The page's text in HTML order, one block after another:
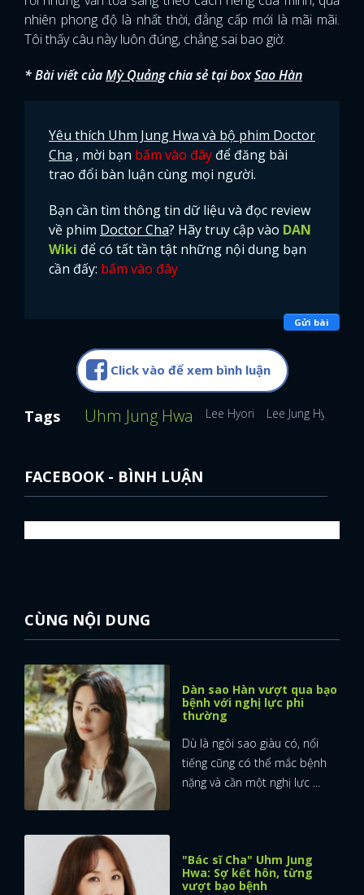
nhiên phong độ là nhất thời, đẳng cấp mới là mãi mãi.
Tôi thấy câu này luôn đúng, chẳng sai bao giờ.
* Bài viết củaMỳ Quảngchia sẻ tại boxSao Hàn
Yêu thích Uhm Jung Hwa và bộ phim Doctor
Cha , mời bạn bấm vào đây để đăng bài
trao đổi bàn luận cùng mọi người.
Bạn cần tìm thông tin dữ liệu và đọc review
về phim Doctor Cha? Hãy truy cập vào DAN
Wiki để có tất tần tật những nội dung bạn
cần đấy: bấm vào đây
Gửi bài
Click vào để xem bình luận
Tags Uhm Jung Hwa Lee Hyori Lee Jung Hyun
FACEBOOK - BÌNH LUẬN
CÙNG NỘI DUNG
Dàn sao Hàn vượt qua bạo
bệnh với nghị lực phi
thường
Dù là ngôi sao giàu có, nổi
tiếng cũng có thể mắc bệnh
nặng và cần một nghị lực ...
"Bác sĩ Cha" Uhm Jung
Hwa: Sợ kết hôn, từng
vượt bạo bệnh